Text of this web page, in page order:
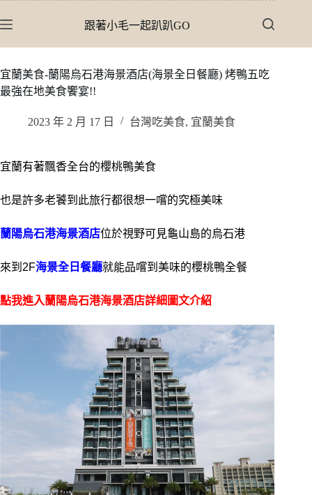
至
內
容
跟著小毛一起趴趴GO
宜蘭美食-蘭陽烏石港海景酒店(海景全日餐廳) 烤鴨五吃
最強在地美食饗宴!!
2023 年 2 月 17 日 台灣吃美食, 宜蘭美食
宜蘭有著飄香全台的櫻桃鴨美食
也是許多老饕到此旅行都很想一嚐的究極美味
蘭陽烏石港海景酒店位於視野可見龜山島的烏石港
來到2F海景全日餐廳就能品嚐到美味的櫻桃鴨全餐
點我進入蘭陽烏石港海景酒店詳細圖文介紹